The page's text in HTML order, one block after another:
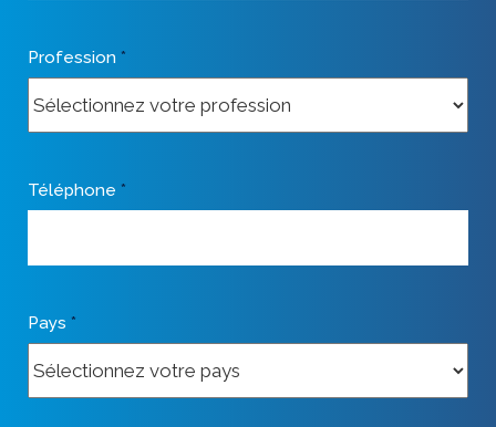
Profession *
Téléphone *
Pays *